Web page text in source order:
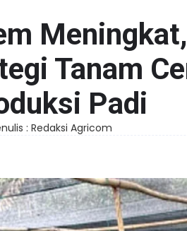
Tanam
Padi
: Redaksi Agricom